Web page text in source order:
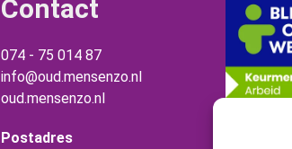
Contact
074 - 75 014 87
info@oud.mensenzo.nl
oud.mensenzo.nl
Postadres